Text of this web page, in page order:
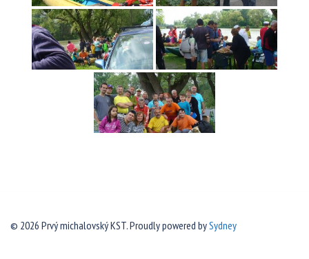
© 2026 Prvý michalovský KST. Proudly powered bySydney